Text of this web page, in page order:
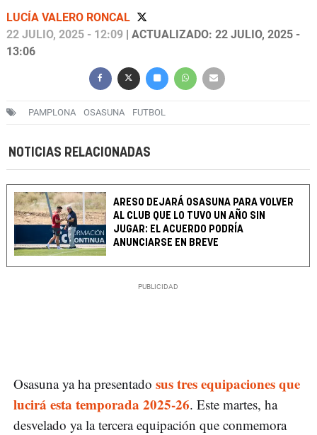
LUCÍA VALERO RONCAL
22 JULIO, 2025 - 12:09 | ACTUALIZADO: 22 JULIO, 2025 -
13:06
PAMPLONA OSASUNA FUTBOL
NOTICIAS RELACIONADAS
ARESO DEJARÁ OSASUNA PARA VOLVER
AL CLUB QUE LO TUVO UN AÑO SIN
JUGAR: EL ACUERDO PODRÍA
ANUNCIARSE EN BREVE
Osasuna ya ha presentado sus tres equipaciones que
lucirá esta temporada 2025-26. Este martes, ha
desvelado ya la tercera equipación que conmemora